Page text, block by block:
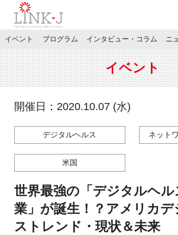
JP／EN
特別会員専用メニュー
お問い合わせ
イベント プログラム インタビュー・コラム ニ
イベント
開催日：2020.10.07 (水)
デジタルヘルス ネット
米国
世界最強の「デジタルヘル
業」が誕生！？アメリカ
ストレンド・現状＆未来